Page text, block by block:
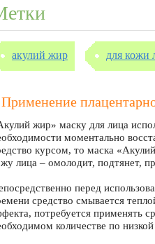
акулий жир для кожи
Применение
жир» маску для лица
моментально
курсом, то маска
лица – омолодит, подтянет,
перед
средство смывается
потребуется применять
количестве по